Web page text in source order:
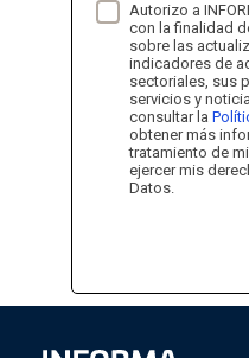
Autorizo a
con la finalidad
sobre las
indicadores de
sectoriales, sus
servicios y
consultar la
obtener más
tratamiento de
ejercer mis
Datos.